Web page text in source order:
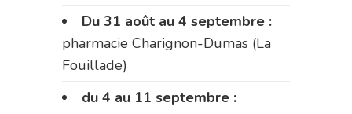
Du 31 août au 4 septembre :
pharmacie Charignon-Dumas (La
Fouillade)
du 4 au 11 septembre :